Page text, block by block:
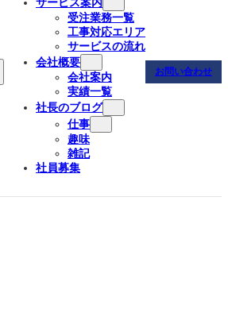
受注業務一覧
工事対応エリア
サービスの流れ
会社概要
会社案内
実績一覧
社長のブログ
仕事
趣味
雑記
社員募集
お問い合わせ